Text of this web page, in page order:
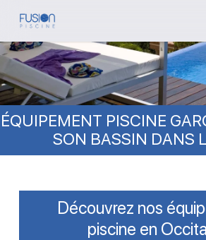
Skip
main
content
ÉQUIPEMENT PISCINE
SON BASSIN DANS
Découvrez nos
piscine en